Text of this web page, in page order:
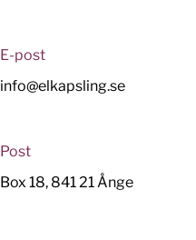
E-post
info@elkapsling.se
Post
Box 18, 841 21 Ånge